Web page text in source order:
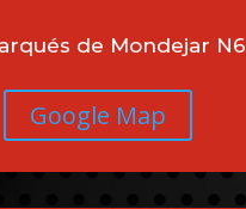
de Mondejar N6
Google Map